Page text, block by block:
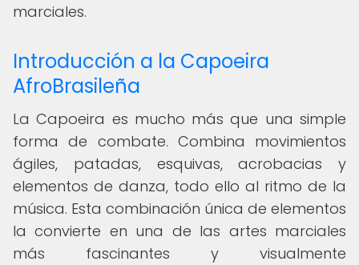
marciales.
Introducción a la Capoeira
AfroBrasileña
La Capoeira es mucho más que una simple
forma de combate. Combina movimientos
ágiles, patadas, esquivas, acrobacias y
elementos de danza, todo ello al ritmo de la
música. Esta combinación única de elementos
la convierte en una de las artes marciales
más fascinantes y visualmente